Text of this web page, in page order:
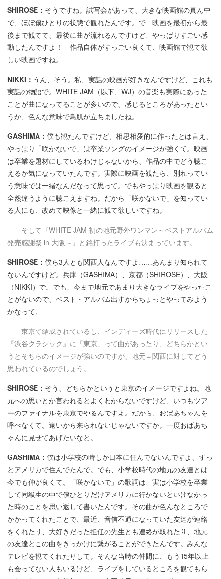
SHIROSE： そうですね。試写会があって、大きな映画館の真ん中
で、ほぼ僕ひとりの状態で観れたんです。で、映画を最初から最
後まで観てて、最後に曲が流れるんですけど、やっぱりすごい感
動したんですよ！ 作品自体がすっごい良くて、映画館で観て欲
しい映画ですね。
NIKKI： うん、そう。私、実話の映画が好きなんですけど、これも
実話の物語で。WHITE JAM（以下、WJ）の音楽も実際にあった
ことが曲になってることが多いので、感じるところがあったとい
うか、色んな意味で鳥肌が立ちましたね。
GASHIMA： 僕も観たんですけど、相思相愛的に作ったとは言え、
やっぱり「咲かないで」は卒業ソングのイメージが強くて。映画
は卒業を題材にしているわけじゃないから、作品の中でどう聴こ
えるか気になっていたんです。実際に映画を観たら、別れってい
う意味では一緒なんだなって思って。でもやっぱり映画を観ると
全然違うように聴こえますね。だから「咲かないで」を知ってい
る人にも、改めて映像と一緒に観て欲しいですね。
――そして『WHITE JAM 初の地元野外ワンマン～ベストアルバム
発売感謝祭 in 大阪～』と銘打ったライブも決まっています。
SHIROSE： 僕ら3人とも関西人なんですよ……あんまり知られて
ないんですけど。兵庫（GASHIMA）、京都（SHIROSE）、大阪
（NIKKI）で。でも、今まで地元であまり大きなライブをやったこ
とがないので、ベスト・アルバム出すからちょっとやってみよう
かなって。
――東京で結成されているし、インディーズ時代にリリースした
『渋谷クラシック』に「東京」って曲があったり、どちらかとい
うとそちらのイメージが強いのですが、地元＝関西に対してどう
思われているのでしょう。
SHIROSE： そう、どちらかというと東京のイメージですよね。地
元への思いとか言われるとよくわからないですけど、いつもツア
ーのファイナルを東京でやるんですよ。だから、おばあちゃんを
呼べなくて。遠いから来られないじゃないですか。一度おばあち
ゃんに見せてあげたいなと。
GASHIMA： 僕は小学校の時しか日本に住んでないんですよ、ずっ
とアメリカで住んでたんで。でも、小学校時代の地元の友達とは
今でも仲が良くて。「咲かないで」の歌詞は、実は小学校を卒業
して同級生の中で僕ひとりだけアメリカに行かないといけなかっ
た時のことを思い返して書いたんです。その曲が色んなところで
かかってくれたことで、最近、音信不通になっていた友達が連絡
をくれたり、大好きだった担任の先生とも連絡が取れたり、地元
の友達とこの曲をきっかけに繋がることができたんです。みんな
テレビを観てくれたりして。そんな当時の仲間に、もう15年以上
も会ってない人もいるけど、ライブをしているところを観てもら